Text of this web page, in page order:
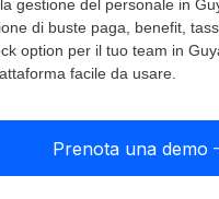
il payroll a norma, in tutta
of Record
Management
GLOBALE
paesi
i servizi di supporto
Remote
come ci confrontiamo con gli
gestione del personale in
di buste paga, benefit,
option per il tuo team in
facile da usare.
Prenota una demo